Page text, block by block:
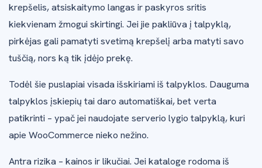
krepšelis, atsiskaitymo langas ir paskyros sritis
kiekvienam žmogui skirtingi. Jei jie pakliūva į talpyklą,
pirkėjas gali pamatyti svetimą krepšelį arba matyti savo
tuščią, nors ką tik įdėjo prekę.
Todėl šie puslapiai visada išskiriami iš talpyklos. Dauguma
talpyklos įskiepių tai daro automatiškai, bet verta
patikrinti – ypač jei naudojate serverio lygio talpyklą, kuri
apie WooCommerce nieko nežino.
Antra rizika – kainos ir likučiai. Jei kataloge rodoma iš